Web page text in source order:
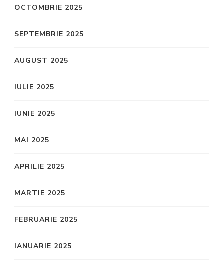
OCTOMBRIE 2025
SEPTEMBRIE 2025
AUGUST 2025
IULIE 2025
IUNIE 2025
MAI 2025
APRILIE 2025
MARTIE 2025
FEBRUARIE 2025
IANUARIE 2025